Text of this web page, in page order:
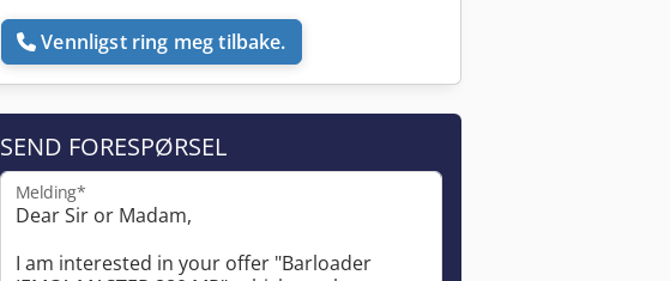
Vennligst ring meg tilbake.
SEND FORESPØRSEL
Melding*